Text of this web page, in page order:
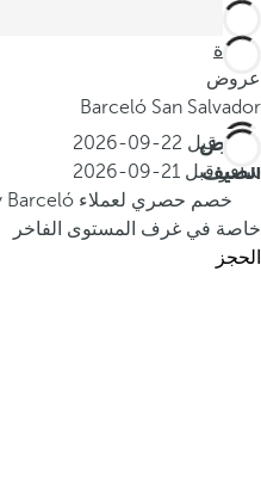
العودة
عروض
Barceló San Salvador
عروض
الصيف
احجز قبل 22-09-2026
سافر قبل 21-09-2026
خصم حصري لعملاء my Barceló
خاصة في غرف المستوى الفاخر
الحجز